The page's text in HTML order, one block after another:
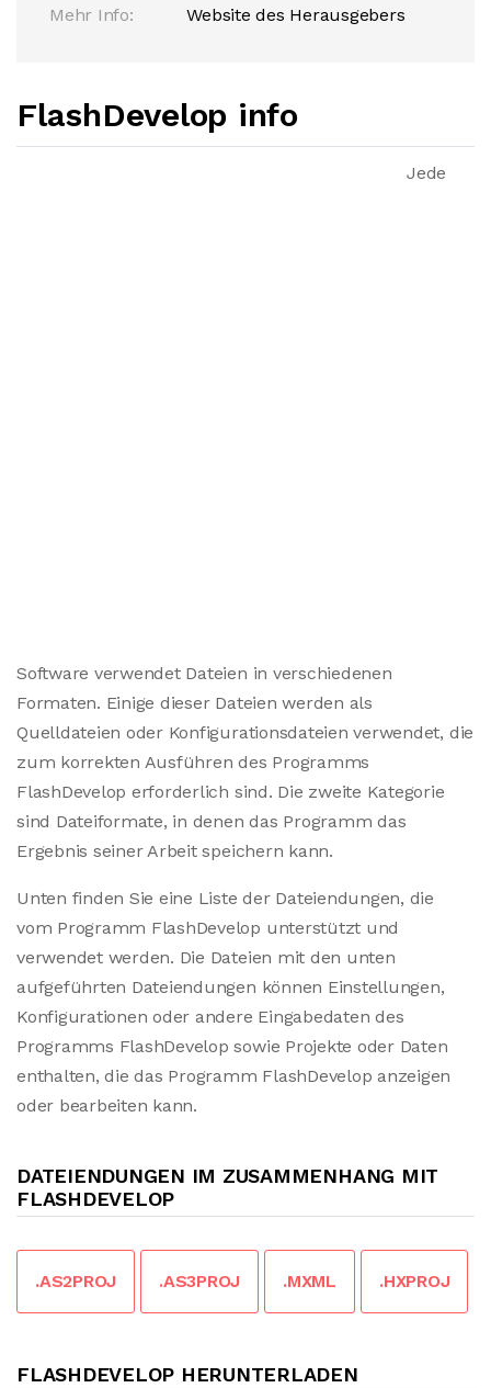
Mehr Info: Website des Herausgebers
FlashDevelop info
Jede
Software verwendet Dateien in verschiedenen
Formaten. Einige dieser Dateien werden als
Quelldateien oder Konfigurationsdateien verwendet, die
zum korrekten Ausführen des Programms
FlashDevelop erforderlich sind. Die zweite Kategorie
sind Dateiformate, in denen das Programm das
Ergebnis seiner Arbeit speichern kann.
Unten finden Sie eine Liste der Dateiendungen, die
vom Programm FlashDevelop unterstützt und
verwendet werden. Die Dateien mit den unten
aufgeführten Dateiendungen können Einstellungen,
Konfigurationen oder andere Eingabedaten des
Programms FlashDevelop sowie Projekte oder Daten
enthalten, die das Programm FlashDevelop anzeigen
oder bearbeiten kann.
DATEIENDUNGEN IM ZUSAMMENHANG MIT
FLASHDEVELOP
.AS2PROJ .AS3PROJ .MXML .HXPROJ
FLASHDEVELOP HERUNTERLADEN